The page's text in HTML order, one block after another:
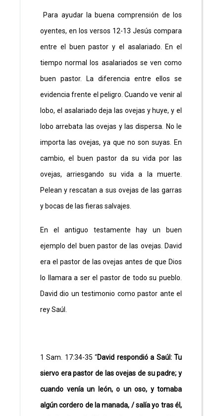
Para ayudar la buena comprensión de los
oyentes, en los versos 12-13 Jesús compara
entre el buen pastor y el asalariado. En el
tiempo normal los asalariados se ven como
buen pastor. La diferencia entre ellos se
evidencia frente el peligro. Cuando ve venir al
lobo, el asalariado deja las ovejas y huye, y el
lobo arrebata las ovejas y las dispersa. No le
importa las ovejas, ya que no son suyas. En
cambio, el buen pastor da su vida por las
ovejas, arriesgando su vida a la muerte.
Pelean y rescatan a sus ovejas de las garras
y bocas de las fieras salvajes.
En el antiguo testamente hay un buen
ejemplo del buen pastor de las ovejas. David
era el pastor de las ovejas antes de que Dios
lo llamara a ser el pastor de todo su pueblo.
David dio un testimonio como pastor ante el
rey Saúl.
1 Sam. 17:34-35 “David respondió a Saúl: Tu
siervo era pastor de las ovejas de su padre; y
cuando venía un león, o un oso, y tomaba
algún cordero de la manada, / salía yo tras él,